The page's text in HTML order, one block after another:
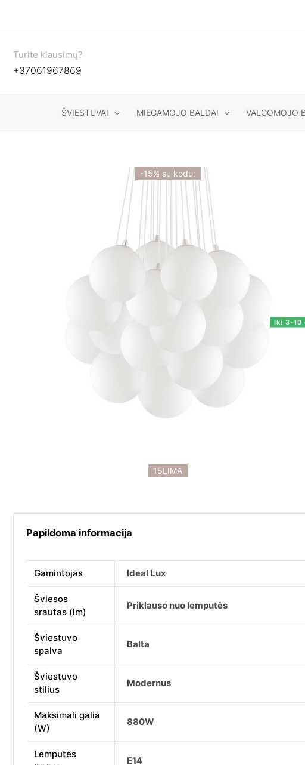
Turite klausimų?
+37061967869
ŠVIESTUVAI MIEGAMOJO BALDAI VALGOMOJO
15LIMA
-15% su kodu:
Iki 3-10
Papildoma informacija
Gamintojas Ideal Lux
Šviesos
srautas (lm)
Priklauso nuo lemputės
Šviestuvo
spalva
Balta
Šviestuvo
stilius
Modernus
Maksimali galia
(W)
880W
Lemputės
E14